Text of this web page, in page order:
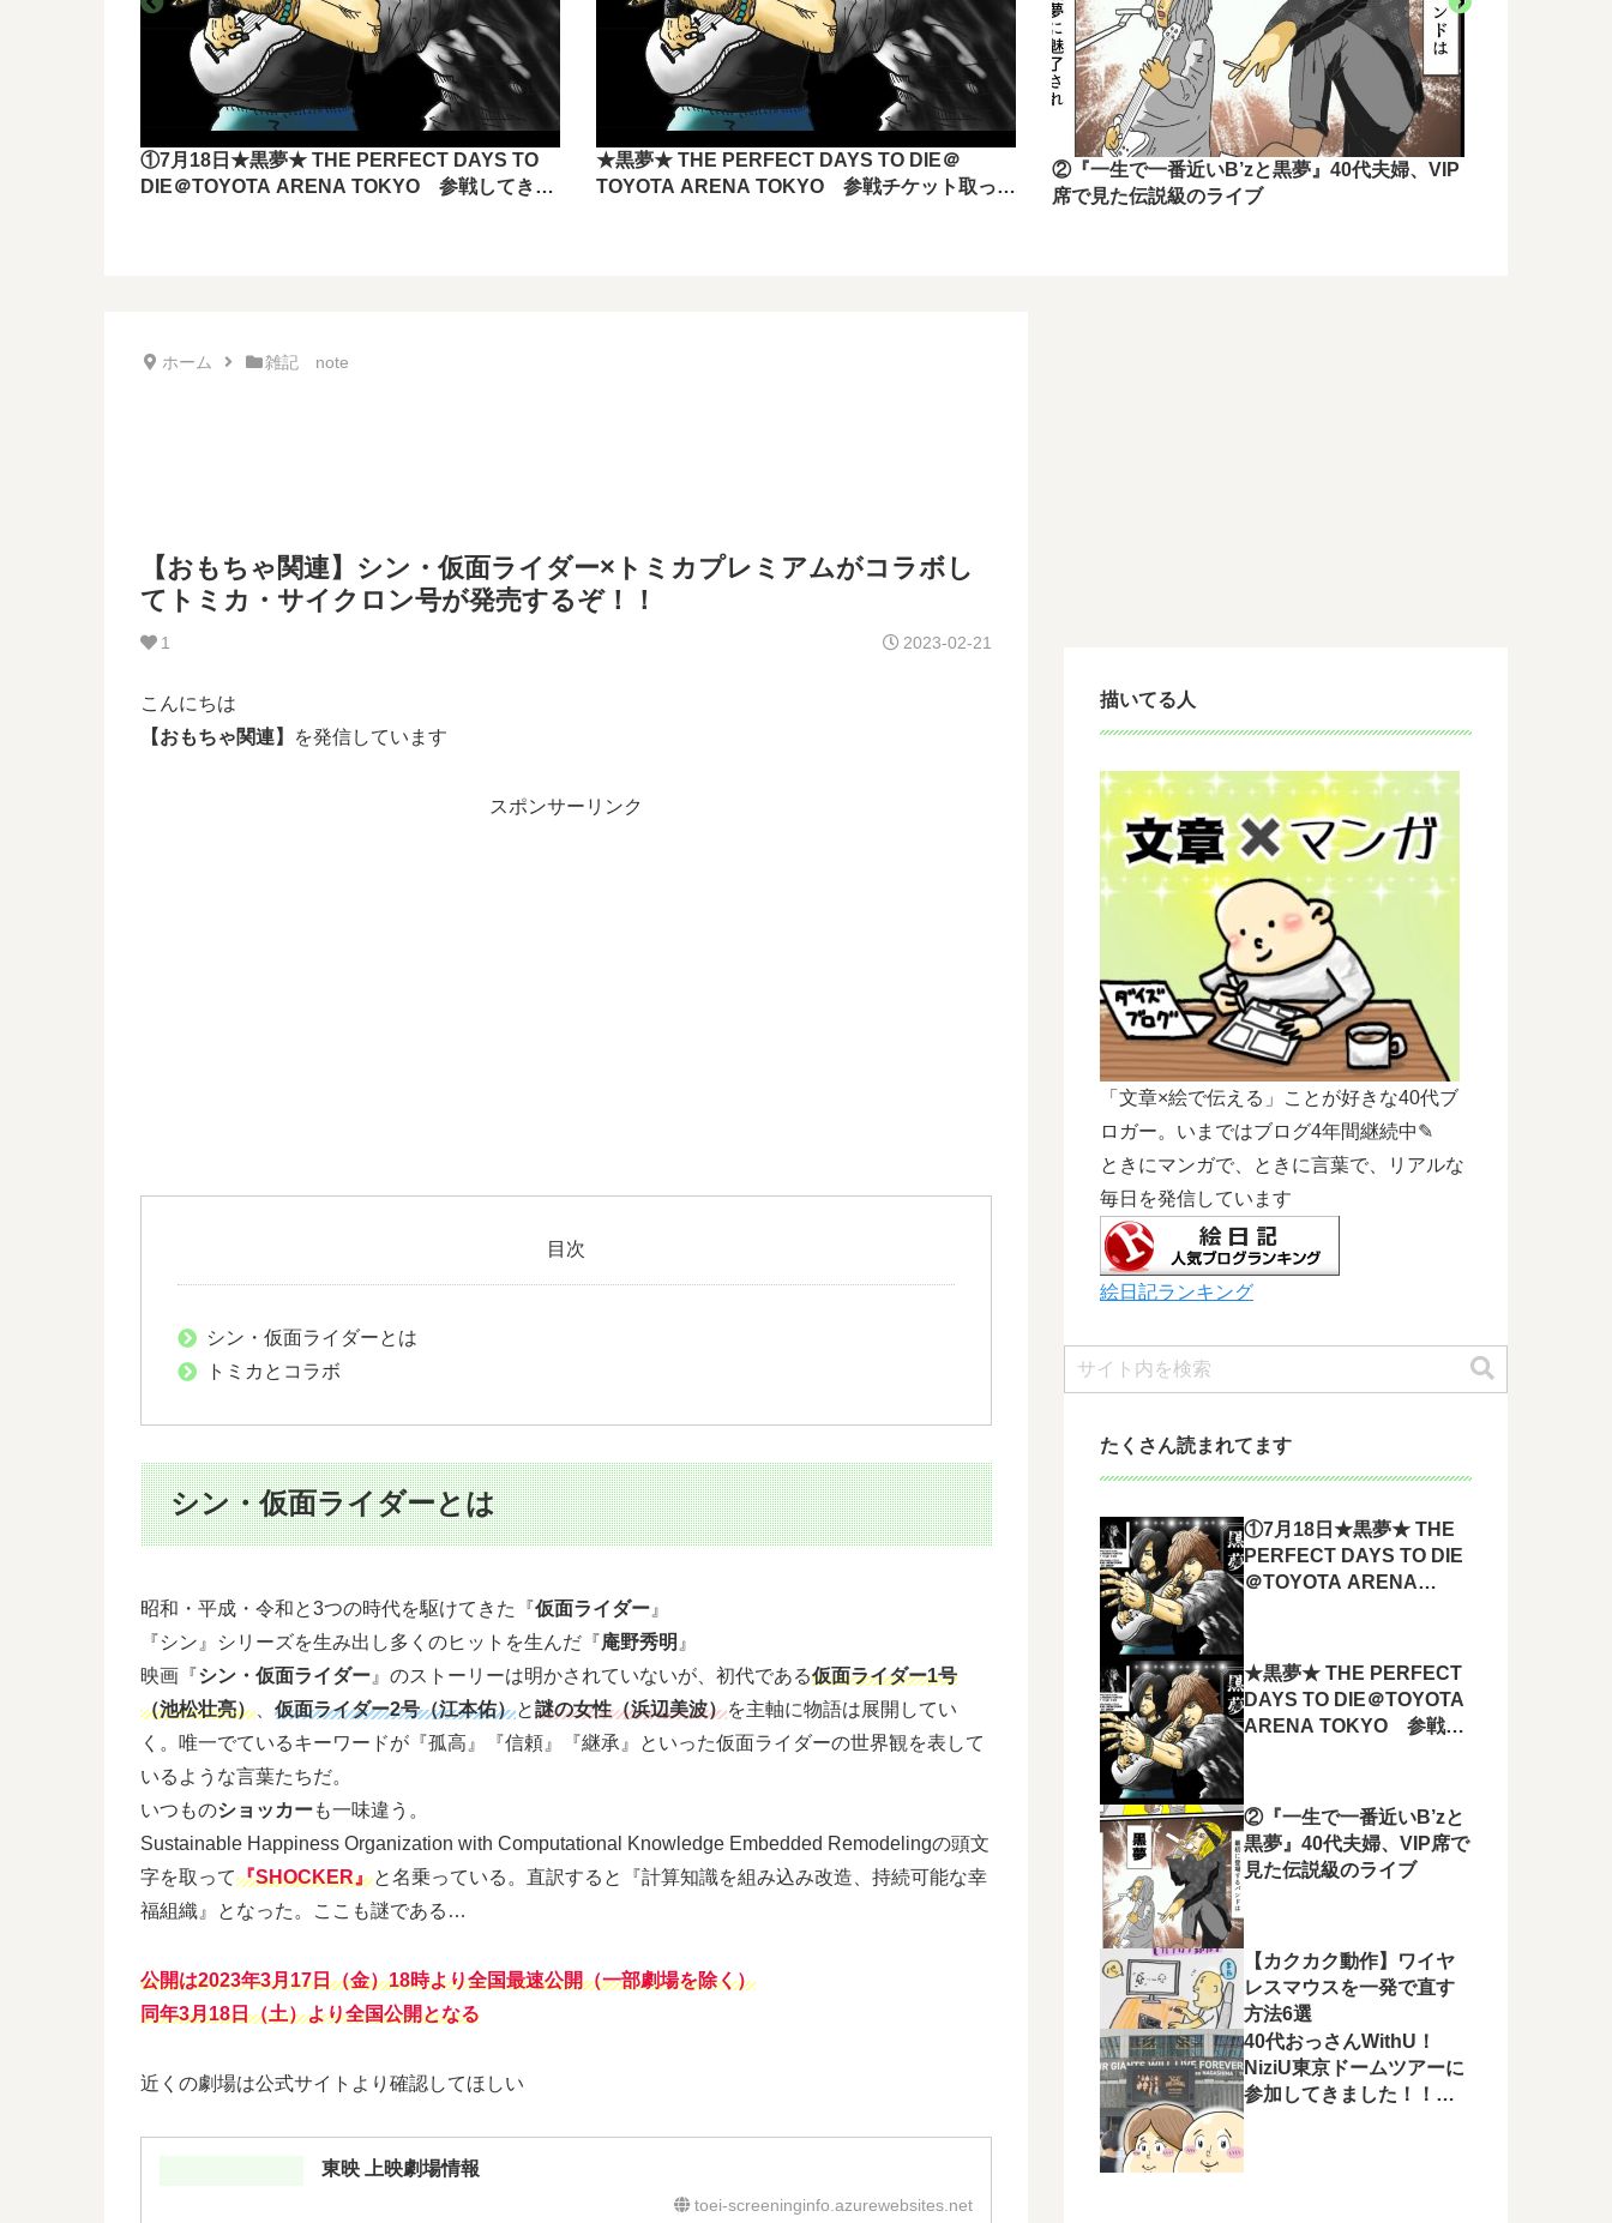
①7月18日★黒夢★ THE PERFECT DAYS TO
DIE＠TOYOTA ARENA TOKYO 参戦してきま
★黒夢★ THE PERFECT DAYS TO DIE＠
TOYOTA ARENA TOKYO 参戦チケット取って
②『一生で一番近いB’zと黒夢』40代夫婦、VIP
席で見た伝説級のライブ
ホーム 雑記 note
【おもちゃ関連】シン・仮面ライダー×トミカプレミアムがコラボし
てトミカ・サイクロン号が発売するぞ！！
1 2023-02-21
こんにちは
【おもちゃ関連】
を発信しています
スポンサーリンク
目次
シン・仮面ライダーとは
トミカとコラボ
シン・仮面ライダーとは
昭和・平成・令和と3つの時代を駆けてきた『仮面ライダー 』
『シン』シリーズを生み出し多くのヒットを生んだ『庵野秀明 』
映画『シン・仮面ライダー 』のストーリーは明かされていないが、初代である仮面ライダー1号
（池松壮亮）
仮面ライダー2号（江本佑）と謎の女性（浜辺美波）を主軸に物語は展開してい
く。唯一でているキーワードが『孤高』『信頼』『継承』といった仮面ライダーの世界観を表して
いるような言葉たちだ。
いつものショッカーも一味違う。
Sustainable Happiness Organization with Computational Knowledge Embedded Remodelingの頭文
字を取って『SHOCKER』と名乗っている。直訳すると『計算知識を組み込み改造、持続可能な幸
福組織』となった。ここも謎である…
公開は2023年3月17日（金）18時より全国最速公開（一部劇場を除く）
同年3月18日（土）より全国公開となる
近くの劇場は公式サイトより確認してほしい
東映 上映劇場情報
toei-screeninginfo.azurewebsites.net
描いてる人
「文章×絵で伝える」ことが好きな40代ブ
ロガー。いまではブログ4年間継続中✎
ときにマンガで、ときに言葉で、リアルな
毎日を発信しています
絵日記ランキング
たくさん読まれてます
①7月18日★黒夢★ THE
PERFECT DAYS TO DIE
＠TOYOTA ARENA
★黒夢★ THE PERFECT
DAYS TO DIE＠TOYOTA
ARENA TOKYO 参戦チ
②『一生で一番近いB’zと
黒夢』40代夫婦、VIP席で
見た伝説級のライブ
【カクカク動作】ワイヤ
レスマウスを一発で直す
方法6選
40代おっさんWithU！
NiziU東京ドームツアーに
参加してきました！！結